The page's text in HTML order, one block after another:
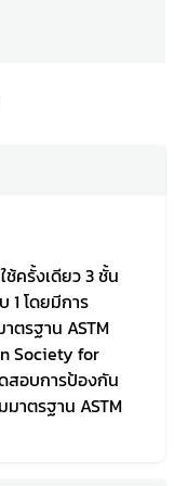
ครั้งเดียว 3 ชั้น
1 โดยมีการ
ตรฐาน ASTM
Society for
สอบการป้องกัน
าตรฐาน ASTM